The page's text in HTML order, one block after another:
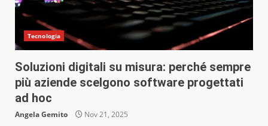
Tecnologia
Soluzioni digitali su misura: perché sempre
più aziende scelgono software progettati
ad hoc
Angela Gemito Nov 21, 2025